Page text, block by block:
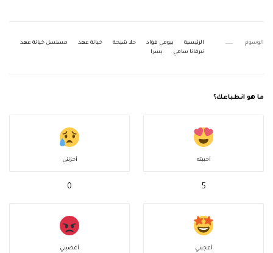
الوسوم الرئيسية بيومي فؤاد حلا شيحة خيانة عهد
مسلسل خيانة عهد
نيرفانا سامي
يسرا
ما هو انطباعك؟
أحببته
5
أحزنني
0
أعجبني أغضبني